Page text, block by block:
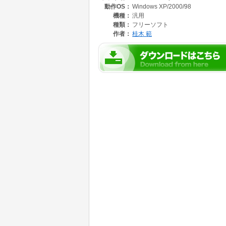
・英文記事は英語音声エンジンで読み上げ可能
・お好みのニュースカテゴリをブックマークに
・記事を保存するスクラップブック機能があり
・ローマ字検索(migemo検索)に対応しています
・簡易WEBブラウザ機能&Google検索機能付き
・RSS/Atomリーダー機能付きです。
動作OS： Windows XP/2000/98
機種： 汎用
種類： フリーソフト
作者： 桂木 範